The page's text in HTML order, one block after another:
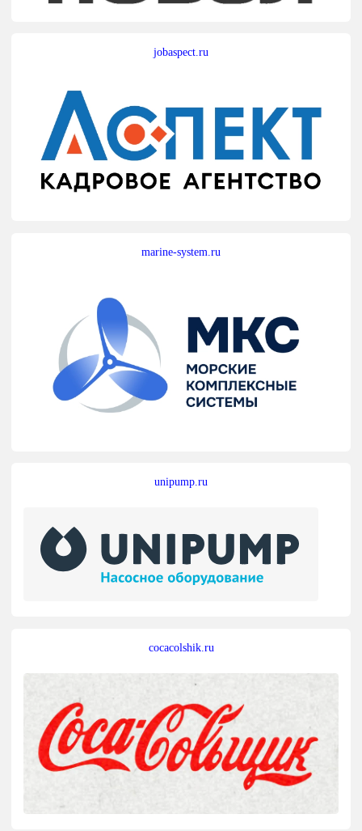
jobaspect.ru
marine-system.ru
unipump.ru
cocacolshik.ru